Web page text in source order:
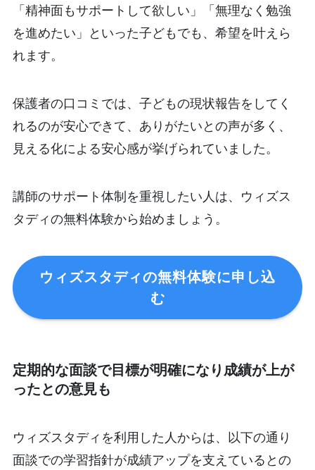
「精神面もサポートして欲しい」「無理なく勉強
を進めたい」といった子どもでも、希望を叶えら
れます。
保護者の口コミでは、子どもの現状報告をしてく
れるのが安心できて、ありがたいとの声が多く、
見える化による安心感が挙げられていました。
講師のサポート体制を重視したい人は、ウィズス
タディの無料体験から始めましょう。
ウィズスタディの無料体験に申し込
む
定期的な面談で目標が明確になり成績が上が
ったとの意見も
ウィズスタディを利用した人からは、以下の通り
面談での学習指針が成績アップを支えているとの